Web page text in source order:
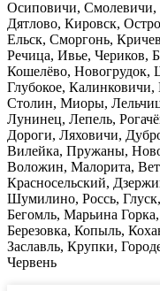
Осиповичи, Смолевичи,
Дятлово, Кировск,
Ельск, Сморгонь,
Речица, Ивье, Чериков,
Кошелёво, Новогрудок,
Глубокое,
Столин, Миоры,
Лунинец, Лепель,
Дороги, Ляховичи,
Вилейка, Пружаны,
Воложин, Малорита,
Красносельский,
Шумилино, Россь,
Бегомль, Марьина
Березовка, Копыль,
Заславль, Крупки,
Червень